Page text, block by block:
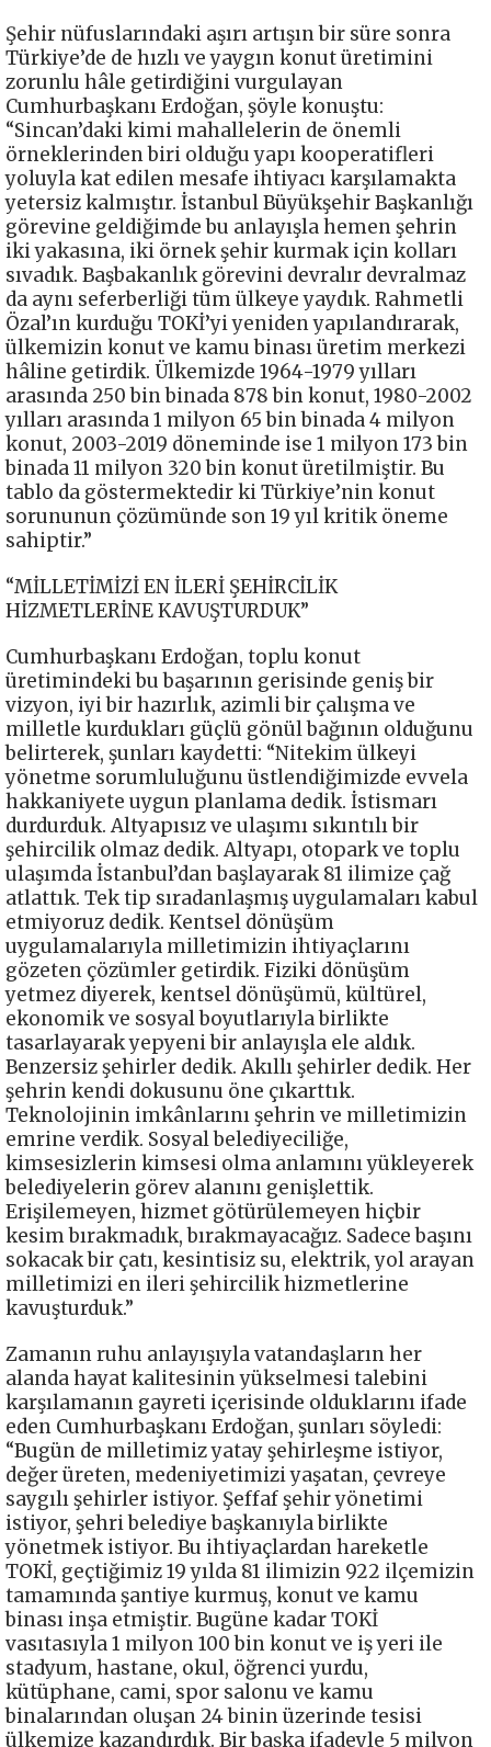
Şehir nüfuslarındaki aşırı artışın bir süre sonra
Türkiye’de de hızlı ve yaygın konut üretimini
zorunlu hâle getirdiğini vurgulayan
Cumhurbaşkanı Erdoğan, şöyle konuştu:
“Sincan’daki kimi mahallelerin de önemli
örneklerinden biri olduğu yapı kooperatifleri
yoluyla kat edilen mesafe ihtiyacı karşılamakta
yetersiz kalmıştır. İstanbul Büyükşehir Başkanlığı
görevine geldiğimde bu anlayışla hemen şehrin
iki yakasına, iki örnek şehir kurmak için kolları
sıvadık. Başbakanlık görevini devralır devralmaz
da aynı seferberliği tüm ülkeye yaydık. Rahmetli
Özal’ın kurduğu TOKİ’yi yeniden yapılandırarak,
ülkemizin konut ve kamu binası üretim merkezi
hâline getirdik. Ülkemizde 1964-1979 yılları
arasında 250 bin binada 878 bin konut, 1980-2002
yılları arasında 1 milyon 65 bin binada 4 milyon
konut, 2003-2019 döneminde ise 1 milyon 173 bin
binada 11 milyon 320 bin konut üretilmiştir. Bu
tablo da göstermektedir ki Türkiye’nin konut
sorununun çözümünde son 19 yıl kritik öneme
sahiptir.”
“MİLLETİMİZİ EN İLERİ ŞEHİRCİLİK
HİZMETLERİNE KAVUŞTURDUK”
Cumhurbaşkanı Erdoğan, toplu konut
üretimindeki bu başarının gerisinde geniş bir
vizyon, iyi bir hazırlık, azimli bir çalışma ve
milletle kurdukları güçlü gönül bağının olduğunu
belirterek, şunları kaydetti: “Nitekim ülkeyi
yönetme sorumluluğunu üstlendiğimizde evvela
hakkaniyete uygun planlama dedik. İstismarı
durdurduk. Altyapısız ve ulaşımı sıkıntılı bir
şehircilik olmaz dedik. Altyapı, otopark ve toplu
ulaşımda İstanbul’dan başlayarak 81 ilimize çağ
atlattık. Tek tip sıradanlaşmış uygulamaları kabul
etmiyoruz dedik. Kentsel dönüşüm
uygulamalarıyla milletimizin ihtiyaçlarını
gözeten çözümler getirdik. Fiziki dönüşüm
yetmez diyerek, kentsel dönüşümü, kültürel,
ekonomik ve sosyal boyutlarıyla birlikte
tasarlayarak yepyeni bir anlayışla ele aldık.
Benzersiz şehirler dedik. Akıllı şehirler dedik. Her
şehrin kendi dokusunu öne çıkarttık.
Teknolojinin imkânlarını şehrin ve milletimizin
emrine verdik. Sosyal belediyeciliğe,
kimsesizlerin kimsesi olma anlamını yükleyerek
belediyelerin görev alanını genişlettik.
Erişilemeyen, hizmet götürülemeyen hiçbir
kesim bırakmadık, bırakmayacağız. Sadece başını
sokacak bir çatı, kesintisiz su, elektrik, yol arayan
milletimizi en ileri şehircilik hizmetlerine
kavuşturduk.”
Zamanın ruhu anlayışıyla vatandaşların her
alanda hayat kalitesinin yükselmesi talebini
karşılamanın gayreti içerisinde olduklarını ifade
eden Cumhurbaşkanı Erdoğan, şunları söyledi:
“Bugün de milletimiz yatay şehirleşme istiyor,
değer üreten, medeniyetimizi yaşatan, çevreye
saygılı şehirler istiyor. Şeffaf şehir yönetimi
istiyor, şehri belediye başkanıyla birlikte
yönetmek istiyor. Bu ihtiyaçlardan hareketle
TOKİ, geçtiğimiz 19 yılda 81 ilimizin 922 ilçemizin
tamamında şantiye kurmuş, konut ve kamu
binası inşa etmiştir. Bugüne kadar TOKİ
vasıtasıyla 1 milyon 100 bin konut ve iş yeri ile
stadyum, hastane, okul, öğrenci yurdu,
kütüphane, cami, spor salonu ve kamu
binalarından oluşan 24 binin üzerinde tesisi
ülkemize kazandırdık. Bir başka ifadeyle 5 milyon